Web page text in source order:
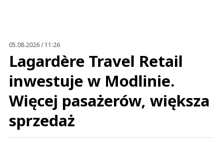
05.08.2026 / 11:26
Lagardère Travel Retail
inwestuje w Modlinie.
Więcej pasażerów, większa
sprzedaż